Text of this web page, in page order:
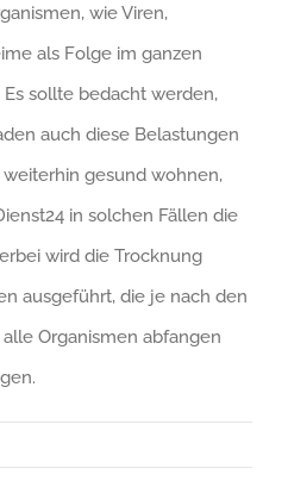
wie Viren,
als Folge im ganzen
sollte bedacht werden,
auch diese Belastungen
gesund wohnen,
in solchen Fällen die
wird die Trocknung
ausgeführt, die je nach den
Organismen abfangen